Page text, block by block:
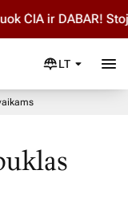
ČIA ir DABAR!
LT